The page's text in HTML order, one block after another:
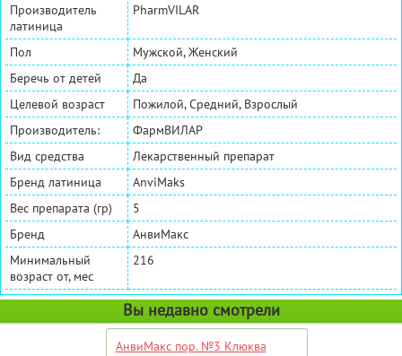
Производитель
латиница
PharmVILAR
Пол
Мужской, Женский
Беречь от детей
Да
Целевой возраст
Пожилой, Средний, Взрослый
Производитель:
ФармВИЛАР
Вид средства
Лекарственный препарат
Бренд латиница
AnviMaks
Вес препарата (гр)
5
Бренд
АнвиМакс
Минимальный
возраст от, мес
216
Вы недавно смотрели
АнвиМакс пор. №3 Клюква